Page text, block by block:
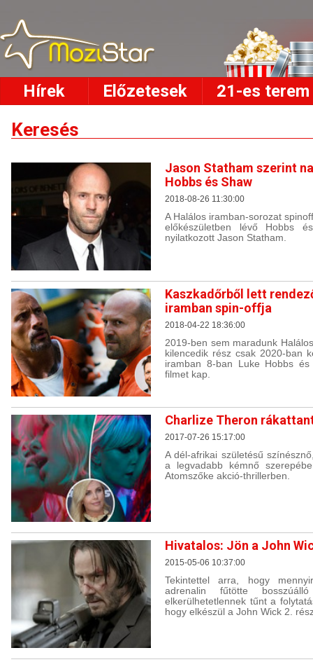
Hírek Előzetesek 21-es terem
Keresés
Jason Statham szerint
Hobbs és Shaw
2018-08-26 11:30:00
A Halálos iramban-sorozat
előkészületben lévő Hobbs
nyilatkozott Jason Statham.
Kaszkadőrből lett
iramban spin-offja
2018-04-22 18:36:00
2019-ben sem maradunk
kilencedik rész csak 2020-ban
iramban 8-ban Luke Hobbs
filmet kap.
Charlize Theron
2017-07-26 15:17:00
A dél-afrikai születésű
a legvadabb kémnő
Atomszőke akció-thrillerben.
Hivatalos: Jön a John
2015-05-06 10:37:00
Tekintettel arra, hogy
adrenalin fűtötte
elkerülhetetlennek tűnt a
hogy elkészül a John Wick 2.